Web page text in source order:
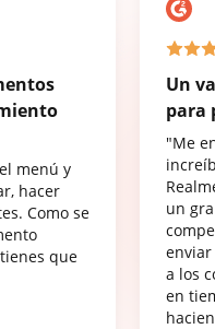
menú y
hacer
Como se
que
Un
para
"Me
un
a los
en